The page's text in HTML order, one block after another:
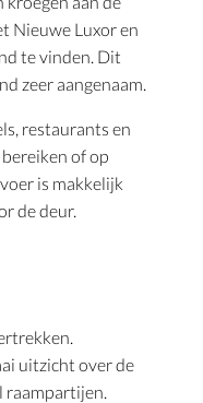
Nieuwe Luxor en
te vinden. Dit
zeer aangenaam.
restaurants en
of op
is makkelijk
de deur.
uitzicht over de
raampartijen.